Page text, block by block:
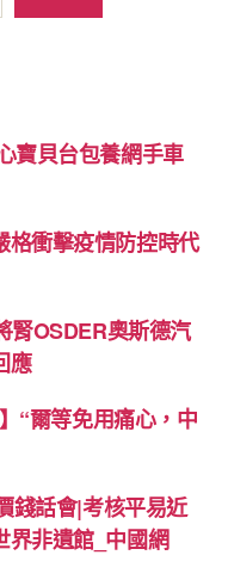
寶貝台包養網手車
格衝擊疫情防控時代
腎OSDER奧斯德汽
應
“爾等免用痛心，中
錢話會|考核平易近
界非遺館_中國網